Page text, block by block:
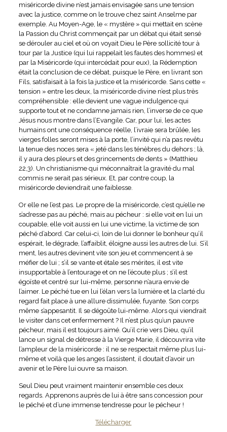
miséricorde divine n’est jamais envisagée sans une tension
avec la justice, comme on le trouve chez saint Anselme par
exemple. Au Moyen-Age, le « mystère » qui mettait en scène
la Passion du Christ commençait par un débat qui était sensé
se dérouler au ciel et où on voyait Dieu le Père sollicité tour à
tour par la Justice (qui lui rappelait les fautes des hommes) et
par la Miséricorde (qui intercédait pour eux), la Rédemption
était la conclusion de ce débat, puisque le Père, en livrant son
Fils, satisfaisait à la fois la justice et la miséricorde. Sans cette «
tension » entre les deux, la miséricorde divine n’est plus très
compréhensible : elle devient une vague indulgence qui
supporte tout et ne condamne jamais rien, l’inverse de ce que
Jésus nous montre dans l’Evangile. Car, pour lui, les actes
humains ont une conséquence réelle, l’ivraie sera brûlée, les
vierges folles seront mises à la porte, l’invité qui n’a pas revêtu
la tenue des noces sera « jeté dans les ténèbres du dehors ; là,
il y aura des pleurs et des grincements de dents » (Matthieu
22,3). Un christianisme qui méconnaîtrait la gravité du mal
commis ne serait pas sérieux. Et, par contre coup, la
miséricorde deviendrait une faiblesse.
Or elle ne l’est pas. Le propre de la miséricorde, c’est qu’elle ne
s’adresse pas au péché, mais au pécheur : si elle voit en lui un
coupable, elle voit aussi en lui une victime, la victime de son
péché d’abord. Car celui-ci, loin de lui donner le bonheur qu’il
espérait, le dégrade, l’affaiblit, éloigne aussi les autres de lui. S’il
ment, les autres devinent vite son jeu et commencent à se
méfier de lui ; s’il se vante et étale ses mérites, il est vite
insupportable à l’entourage et on ne l’écoute plus ; s’il est
égoïste et centré sur lui-même, personne n’aura envie de
l’aimer. Le péché tue en lui l’élan vers la lumière et la clarté du
regard fait place à une allure dissimulée, fuyante. Son corps
même s’appesantit. Il se dégoûte lui-même. Alors qui viendrait
le visiter dans cet enfermement ? Il n’est plus qu’un pauvre
pécheur, mais il est toujours aimé. Qu’il crie vers Dieu, qu’il
lance un signal de détresse à la Vierge Marie, il découvrira vite
l’ampleur de la miséricorde : il ne se respectait même plus lui-
même et voilà que les anges l’assistent, il doutait d’avoir un
avenir et le Père lui ouvre sa maison.
Seul Dieu peut vraiment maintenir ensemble ces deux
regards. Apprenons auprès de lui à être sans concession pour
le péché et d’une immense tendresse pour le pécheur !
Télécharger